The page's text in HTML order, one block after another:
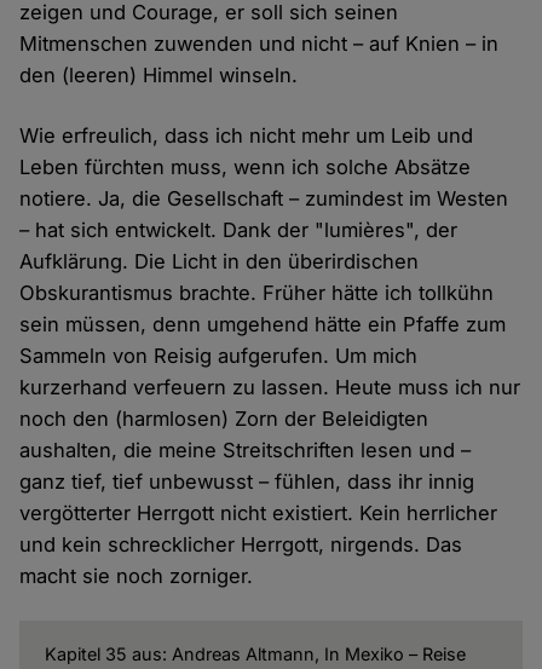
zeigen und Courage, er soll sich seinen
Mitmenschen zuwenden und nicht – auf Knien – in
den (leeren) Himmel winseln.
Wie erfreulich, dass ich nicht mehr um Leib und
Leben fürchten muss, wenn ich solche Absätze
notiere. Ja, die Gesellschaft – zumindest im Westen
– hat sich entwickelt. Dank der "lumières", der
Aufklärung. Die Licht in den überirdischen
Obskurantismus brachte. Früher hätte ich tollkühn
sein müssen, denn umgehend hätte ein Pfaffe zum
Sammeln von Reisig aufgerufen. Um mich
kurzerhand verfeuern zu lassen. Heute muss ich nur
noch den (harmlosen) Zorn der Beleidigten
aushalten, die meine Streitschriften lesen und –
ganz tief, tief unbewusst – fühlen, dass ihr innig
vergötterter Herrgott nicht existiert. Kein herrlicher
und kein schrecklicher Herrgott, nirgends. Das
macht sie noch zorniger.
Kapitel 35 aus: Andreas Altmann, In Mexiko – Reise